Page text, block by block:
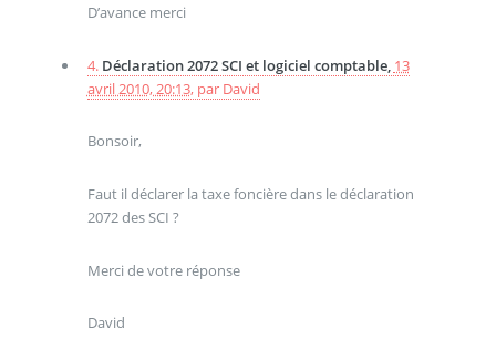
D’avance merci
4. Déclaration 2072 SCI et logiciel comptable, 13
avril 2010, 20:13, par David
Bonsoir,
Faut il déclarer la taxe foncière dans le déclaration
2072 des SCI ?
Merci de votre réponse
David